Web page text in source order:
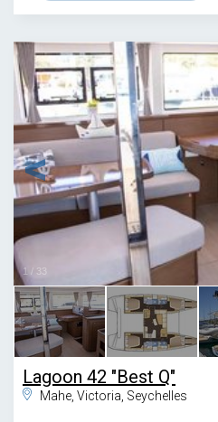
1 / 33
Lagoon 42 "Best Q"
Mahe, Victoria, Seychelles